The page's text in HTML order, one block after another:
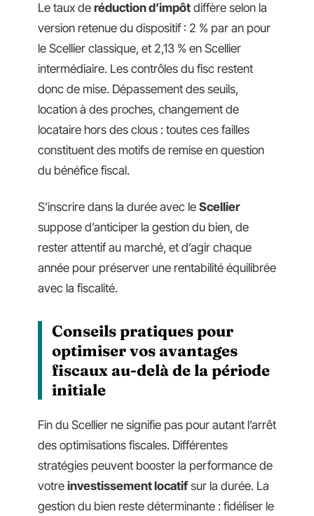
Le taux de réduction d’impôt diffère selon la
version retenue du dispositif : 2 % par an pour
le Scellier classique, et 2,13 % en Scellier
intermédiaire. Les contrôles du fisc restent
donc de mise. Dépassement des seuils,
location à des proches, changement de
locataire hors des clous : toutes ces failles
constituent des motifs de remise en question
du bénéfice fiscal.
S’inscrire dans la durée avec le Scellier
suppose d’anticiper la gestion du bien, de
rester attentif au marché, et d’agir chaque
année pour préserver une rentabilité équilibrée
avec la fiscalité.
Conseils pratiques pour
optimiser vos avantages
fiscaux au-delà de la période
initiale
Fin du Scellier ne signifie pas pour autant l’arrêt
des optimisations fiscales. Différentes
stratégies peuvent booster la performance de
votre investissement locatif sur la durée. La
gestion du bien reste déterminante : fidéliser le